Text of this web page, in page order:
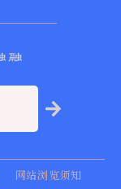
融
网站浏览须知